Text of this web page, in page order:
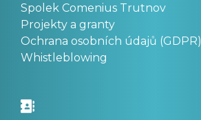
Spolek Comenius Trutnov
Projekty a granty
Ochrana osobních údajů (GDPR)
Whistleblowing